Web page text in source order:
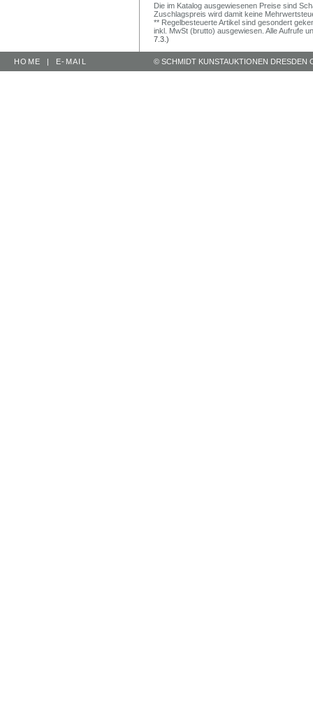
Die im Katalog ausgewiesenen Preise sind
Zuschlagspreis wird damit keine
** Regelbesteuerte Artikel sind gesondert
inkl. MwSt (brutto) ausgewiesen. Alle Aufrufe
7.3.)
HOME | E-MAIL © SCHMIDT KUNSTAUKTIONEN DRESDEN